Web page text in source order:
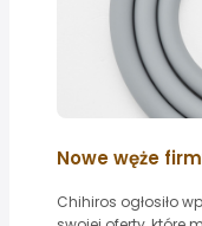
Nowe węże
Chihiros ogłosiło